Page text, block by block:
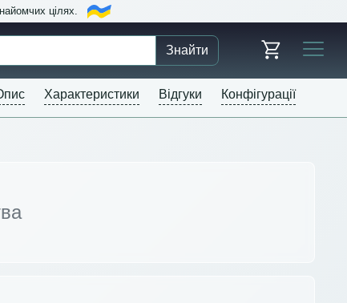
цілях.
Знайти
Характеристики Відгуки Конфігурації